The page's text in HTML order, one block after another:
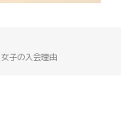
子の入会理由